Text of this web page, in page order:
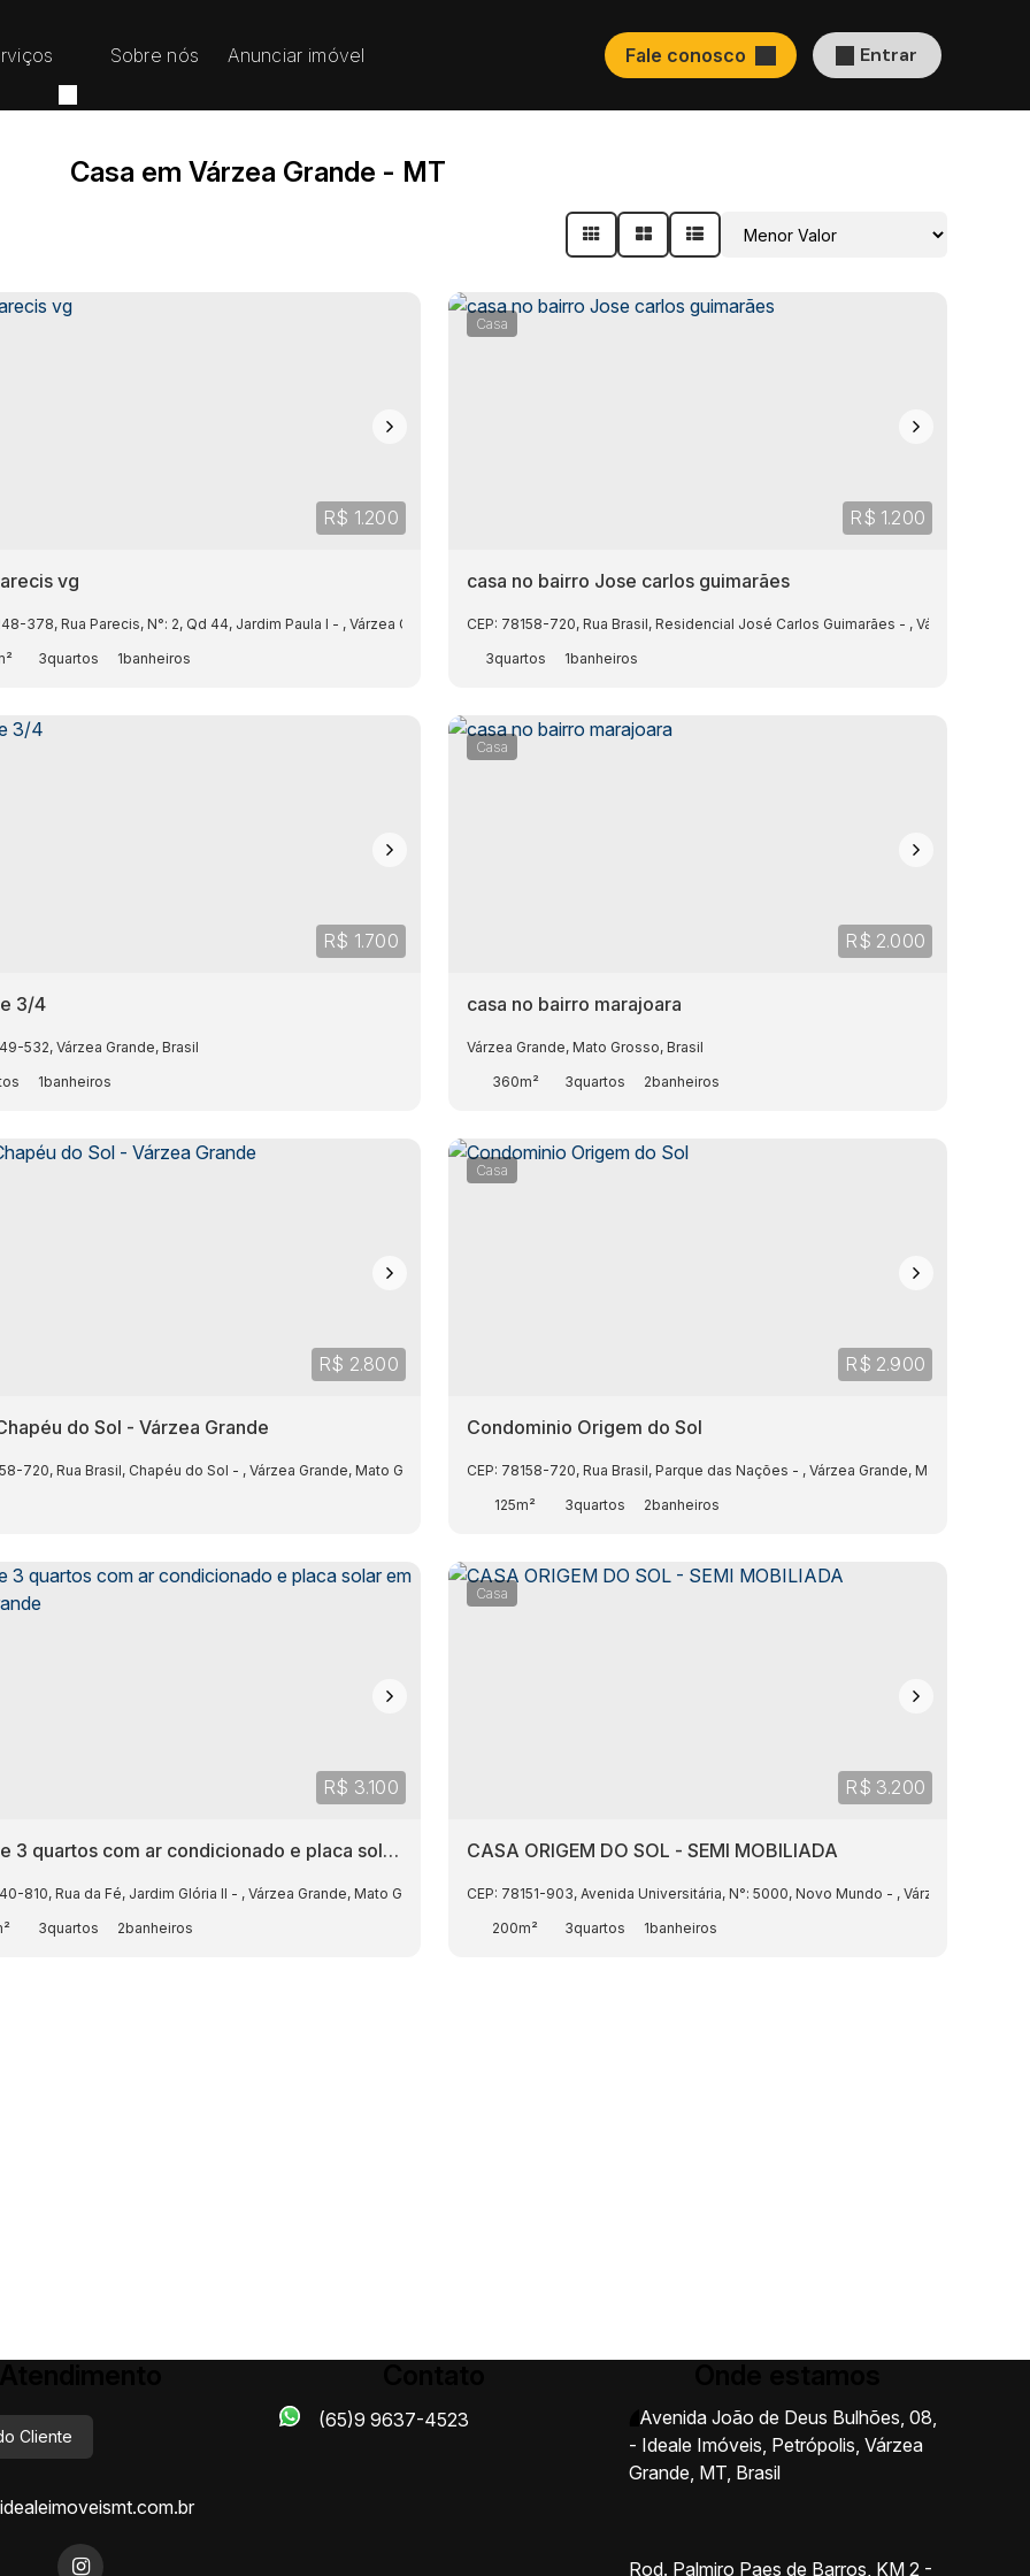
Entrar
Fale conosco
Anunciar imóvel
Sobre nós
Casa em Várzea Grande - MT
R$ 1.200
vg
378, Rua Parecis, N°: 2, Qd 44, Jardim Paula I , Várzea Grande Mato Grosso,Brasil
3 1
Casa
R$ 1.200
casa no bairro Jose carlos guimarães
CEP: 78158-720, Rua Brasil, Residencial José Carlos Guimarães , Várzea Grande
3 1
R$ 1.700
3/4
532, Várzea Grande, Brasil
1
Casa
R$ 2.000
casa no bairro marajoara
Várzea Grande, Mato Grosso, Brasil
3 2
360m²
R$ 2.800
do Sol - Várzea Grande
720, Rua Brasil, Chapéu do Sol , Várzea Grande, Mato Grosso Brasil
Casa
R$ 2.900
Condominio Origem do Sol
CEP: 78158-720, Rua Brasil, Parque das Nações , Várzea Grande, Mato Grosso
3 2
125m²
R$ 3.100
3 quartos com ar condicionado e placa solar
810, Rua da Fé, Jardim Glória ll , Várzea Grande, Mato Grosso Brasil
3 2
Casa
R$ 3.200
CASA ORIGEM DO SOL - SEMI MOBILIADA
CEP: 78151-903, Avenida Universitária, N°: 5000, Novo Mundo , Várzea Grande
3 1
200m²
Cliente
(65)9 9637-4523 Avenida João de Deus Bulhões 08
- Ideale Imóveis Petrópolis Várzea
Grande MT, Brasil
Rod. Palmiro Paes de Barros, KM 2 -